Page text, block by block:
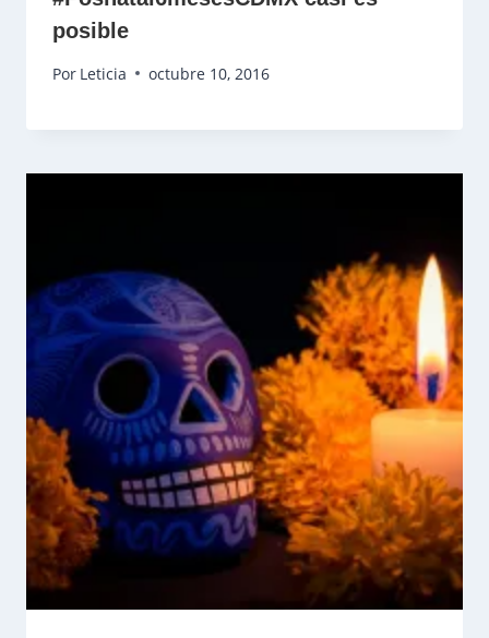
posible
Por Leticia octubre 10, 2016